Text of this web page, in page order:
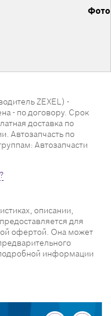
Фото
ZEXEL) -
- по договору. Срок
доставка по
Автозапчасть по
Автозапчасти
описании,
для
офертой. Она может
информации